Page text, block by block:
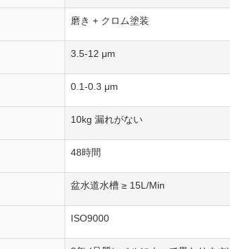
磨き + クロム塗装
3.5-12 μm
0.1-0.3 μm
10kg 漏れがない
48時間
盆水道水槽 ≥ 15L/Min
ISO9000